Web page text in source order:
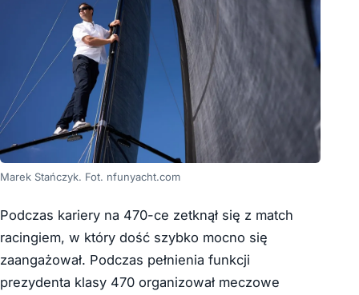
Marek Stańczyk. Fot. nfunyacht.com
Podczas kariery na 470-ce zetknął się z match
racingiem, w który dość szybko mocno się
zaangażował. Podczas pełnienia funkcji
prezydenta klasy 470 organizował meczowe